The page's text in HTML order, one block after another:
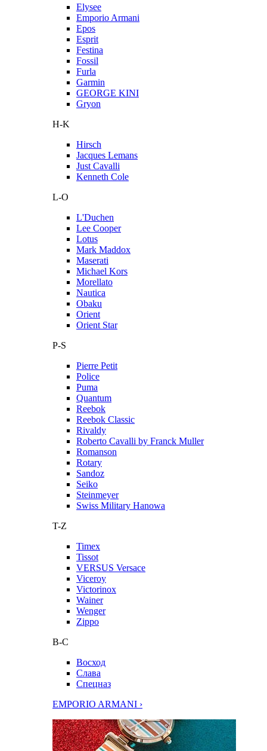
Elysee
Emporio Armani
Epos
Esprit
Festina
Fossil
Furla
Garmin
GEORGE KINI
Gryon
H-K
Hirsch
Jacques Lemans
Just Cavalli
Kenneth Cole
L-O
L'Duchen
Lee Cooper
Lotus
Mark Maddox
Maserati
Michael Kors
Morellato
Nautica
Obaku
Orient
Orient Star
P-S
Pierre Petit
Police
Puma
Quantum
Reebok
Reebok Classic
Rivaldy
Roberto Cavalli by Franck Muller
Romanson
Rotary
Sandoz
Seiko
Steinmeyer
Swiss Military Hanowa
T-Z
Timex
Tissot
VERSUS Versace
Viceroy
Victorinox
Wainer
Wenger
Zippo
В-С
Восход
Слава
Спецназ
EMPORIO ARMANI ›